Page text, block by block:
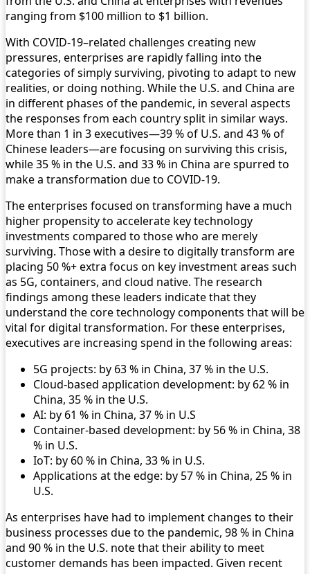
ranging from $100 million to $1 billion.
With COVID-19–related challenges creating new
pressures, enterprises are rapidly falling into the
categories of simply surviving, pivoting to adapt to new
realities, or doing nothing. While the U.S. and China are
in different phases of the pandemic, in several aspects
the responses from each country split in similar ways.
More than 1 in 3 executives—39 % of U.S. and 43 % of
Chinese leaders—are focusing on surviving this crisis,
while 35 % in the U.S. and 33 % in China are spurred to
make a transformation due to COVID-19.
The enterprises focused on transforming have a much
higher propensity to accelerate key technology
investments compared to those who are merely
surviving. Those with a desire to digitally transform are
placing 50 %+ extra focus on key investment areas such
as 5G, containers, and cloud native. The research
findings among these leaders indicate that they
understand the core technology components that will be
vital for digital transformation. For these enterprises,
executives are increasing spend in the following areas:
5G projects: by 63 % in China, 37 % in the U.S.
Cloud-based application development: by 62 % in
China, 35 % in the U.S.
AI: by 61 % in China, 37 % in U.S
Container-based development: by 56 % in China, 38
% in U.S.
IoT: by 60 % in China, 33 % in U.S.
Applications at the edge: by 57 % in China, 25 % in
U.S.
As enterprises have had to implement changes to their
business processes due to the pandemic, 98 % in China
and 90 % in the U.S. note that their ability to meet
customer demands has been impacted. Given recent